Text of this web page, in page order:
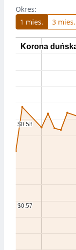
Okres:
1 mies.
3 mies.
Korona
Korona
$0.57
$0.57
$0.58
$0.58